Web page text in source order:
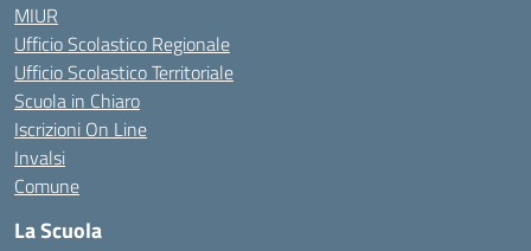
MIUR
Ufficio Scolastico Regionale
Ufficio Scolastico Territoriale
Scuola in Chiaro
Iscrizioni On Line
Invalsi
Comune
La Scuola